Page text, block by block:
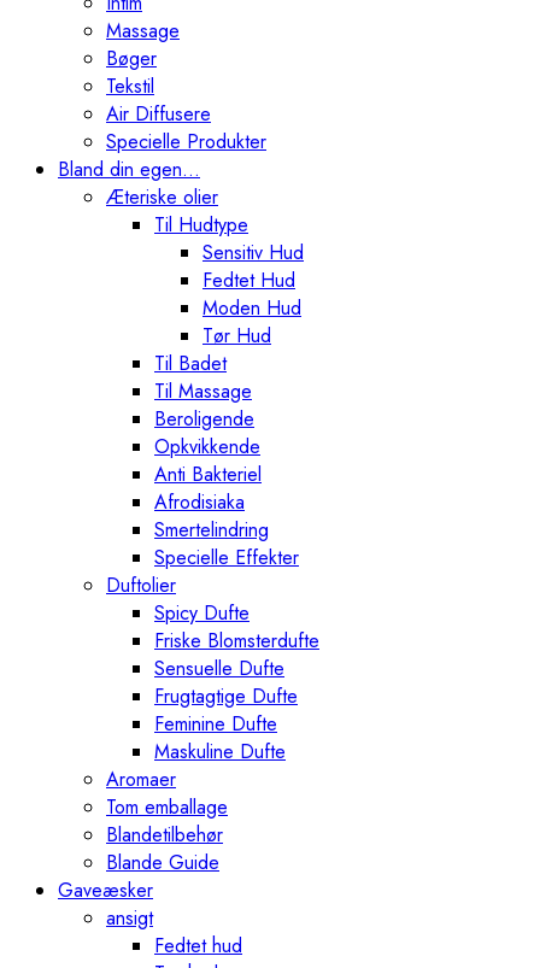
Massage
Bøger
Tekstil
Air Diffusere
Specielle Produkter
Bland din egen…
Æteriske olier
Til Hudtype
Sensitiv Hud
Fedtet Hud
Moden Hud
Tør Hud
Til Badet
Til Massage
Beroligende
Opkvikkende
Anti Bakteriel
Afrodisiaka
Smertelindring
Specielle Effekter
Duftolier
Spicy Dufte
Friske Blomsterdufte
Sensuelle Dufte
Frugtagtige Dufte
Feminine Dufte
Maskuline Dufte
Aromaer
Tom emballage
Blandetilbehør
Blande Guide
Gaveæsker
ansigt
Fedtet hud